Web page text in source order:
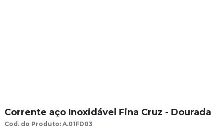
Corrente aço Inoxidável Fina Cruz - Dourada
Cod. do Produto: A.01FD03